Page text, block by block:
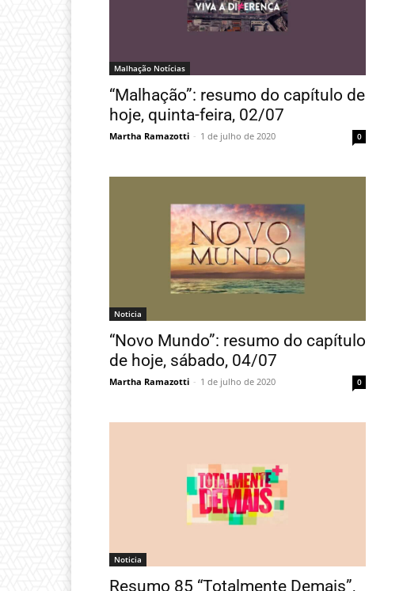
Malhação Notícias
“Malhação”: resumo do capítulo de
hoje, quinta-feira, 02/07
Martha Ramazotti - 1 de julho de 2020 0
Noticia
“Novo Mundo”: resumo do capítulo
de hoje, sábado, 04/07
Martha Ramazotti - 1 de julho de 2020 0
Noticia
Resumo 85 “Totalmente Demais”,